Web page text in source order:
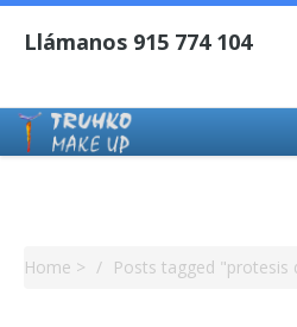
Home > Posts tagged "protesis